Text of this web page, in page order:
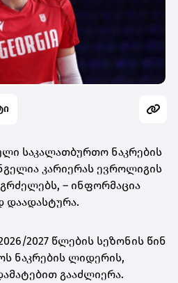
საკალათბურთო ნაკრების
კარიერას ევროლიგის
– ინფორმაცია
დაადასტურა.
2027 წლების სეზონის წინ
ნაკრების ლიდერის,
გააძლიერა.